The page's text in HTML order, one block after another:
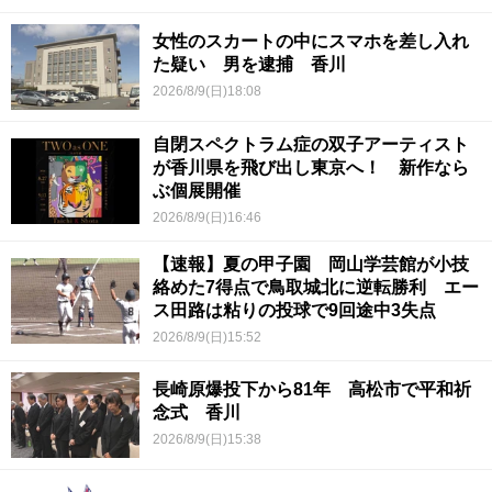
女性のスカートの中にスマホを差し入れ
た疑い 男を逮捕 香川
2026/8/9(日)18:08
自閉スペクトラム症の双子アーティスト
が香川県を飛び出し東京へ！ 新作なら
ぶ個展開催
2026/8/9(日)16:46
【速報】夏の甲子園 岡山学芸館が小技
絡めた7得点で鳥取城北に逆転勝利 エー
ス田路は粘りの投球で9回途中3失点
2026/8/9(日)15:52
長崎原爆投下から81年 高松市で平和祈
念式 香川
2026/8/9(日)15:38